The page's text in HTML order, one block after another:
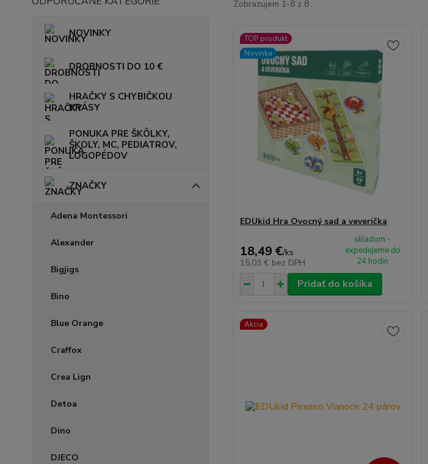
NOVINKY
DROBNOSTI DO 10 €
HRAČKY S CHYBIČKOU
KRÁSY
PONUKA PRE ŠKÔLKY,
ŠKOLY, MC, PEDIATROV,
LOGOPÉDOV
ZNAČKY
Adena Montessori
Alexander
Bigjigs
Bino
Blue Orange
Craffox
Crea Lign
Detoa
Dino
DJECO
Zobrazujem 1-8 z 8
TOP produkt
Novinka
EDUkid Hra Ovocný sad a veverička
18,49 €/ks
15,03 € bez DPH
skladom -
expedujeme do
24 hodín
Pridať do košíka
Akcia